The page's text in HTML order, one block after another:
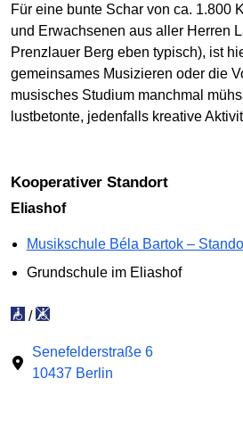
Für eine bunte Schar von ca. 1.800
und Erwachsenen aus aller Herren
Prenzlauer Berg eben typisch), ist
gemeinsames Musizieren oder die
musisches Studium manchmal
lustbe­tonte, jedenfalls kreative
Kooperativer Standort
Eliashof
Musikschule Béla Bartok –
Grund­schule im Eliashof
/
Senefelderstraße 6
10437 Berlin